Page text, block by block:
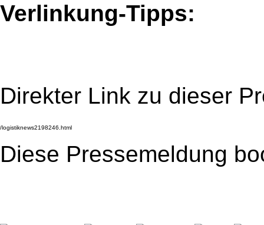
Verlinkung-Tipps:
Direkter Link zu dieser
Diese Pressemeldung